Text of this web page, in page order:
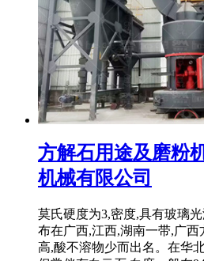
方解石用途及磨粉
机械有限公司
莫氏硬度为3,密度,具有玻璃
布在广西,江西,湖南一带,广
高,酸不溶物少而出名。在华